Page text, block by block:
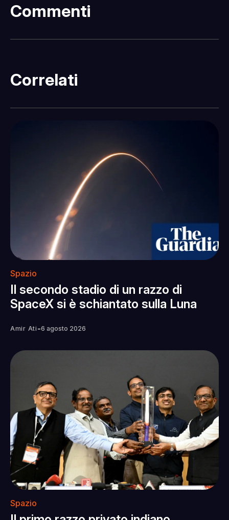
Commenti
Correlati
Spazio
Il secondo stadio di un razzo di
SpaceX si è schiantato sulla Luna
Amir Ati -6 agosto 2026
Spazio